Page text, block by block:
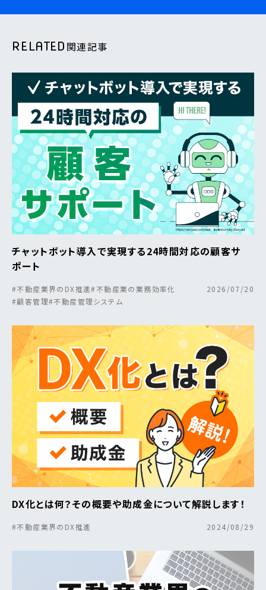
RELATED 関連記事
チャットボット導入で実現する24時間対応の顧客サ
ポート
#不動産業界のDX推進#不動産業の業務効率化
#顧客管理#不動産管理システム
2026/07/20
DX化とは何？その概要や助成金について解説します！
#不動産業界のDX推進 2024/08/29